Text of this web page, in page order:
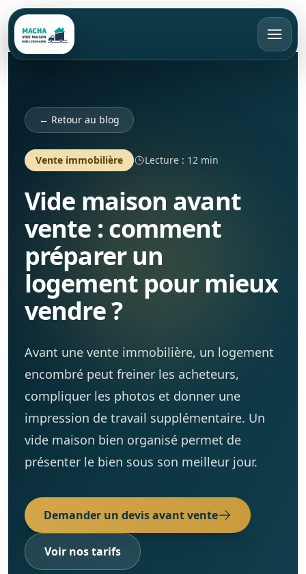
Appeler
Accueil
Vide maison
Bruxelles
Brabant Wallon
Brabant Flamand
Débarras
Appartement
Maison
Rachat d’objets
Tarifs
Avis clients
Contact
← Retour au blog
Vente immobilière Lecture : 12 min
Vide maison avant
vente : comment
préparer un
logement pour mieux
vendre ?
Avant une vente immobilière, un logement
encombré peut freiner les acheteurs,
compliquer les photos et donner une
impression de travail supplémentaire. Un
vide maison bien organisé permet de
présenter le bien sous son meilleur jour.
Demander un devis avant vente
Voir nos tarifs